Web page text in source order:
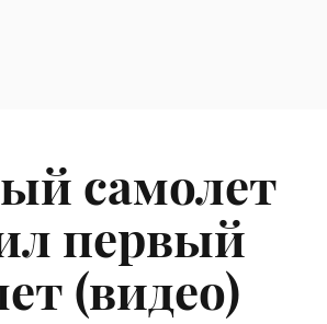
самолет
первый
(видео)